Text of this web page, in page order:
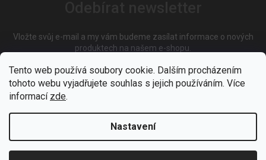
Tento web používá soubory cookie. Dalším procházením
tohoto webu vyjadřujete souhlas s jejich používáním. Více
informací zde.
Nastavení
Vložte svůj e-mail a my vám budeme zasílat informace o nových
produktech na našem e-shopu.
E-mail
Vložením e-mailu souhlasíte spodmínkami ochrany osobních